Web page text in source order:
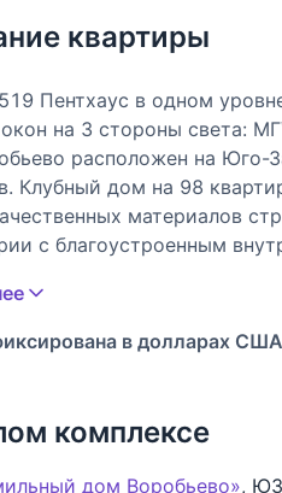
квартиры
Пентхаус в одном
на 3 стороны света:
расположен на Юго-
Клубный дом на 98
материалов
с благоустроенным
все предусмотрено для
в долларах
комплексе
дом Воробьево»,